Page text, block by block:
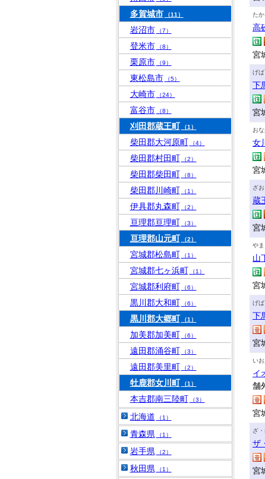
たか
高
宮
げば
下
宮
お
女
宮
ざお
蔵
宮
やま
山
宮
げば
下
宮
いお
イ
舗
宮
ざ
ザ
宮
多賀城市 （11）
岩沼市 （7）
登米市 （8）
栗原市 （9）
東松島市 （5）
大崎市 （24）
富谷市 （8）
刈田郡蔵王町 （1）
柴田郡大河原町 （4）
柴田郡村田町 （2）
柴田郡柴田町 （8）
柴田郡川崎町 （1）
伊具郡丸森町 （2）
亘理郡亘理町 （3）
亘理郡山元町 （2）
宮城郡松島町 （1）
宮城郡七ヶ浜町 （1）
宮城郡利府町 （6）
黒川郡大和町 （6）
黒川郡大郷町 （1）
加美郡加美町 （6）
遠田郡涌谷町 （3）
遠田郡美里町 （2）
牡鹿郡女川町 （1）
本吉郡南三陸町 （3）
北海道 （1）
青森県 （1）
岩手県 （2）
秋田県 （1）